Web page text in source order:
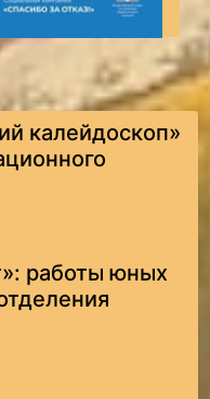
калейдоскоп»
работы юных